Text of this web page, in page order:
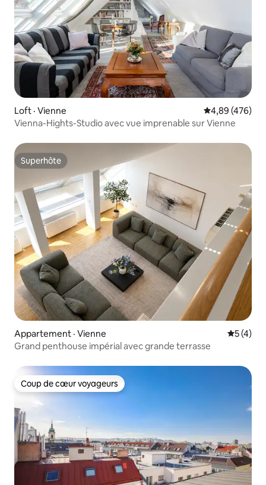
Loft · Vienne Note
4,89 (476)
Vienna-Hights-Studio avec vue imprenable sur Vienne
Superhôte
Superhôte
Appartement · Vienne Note
5 (4)
Grand penthouse impérial avec grande terrasse
Coup de cœur voyageurs
Coup de cœur voyageurs